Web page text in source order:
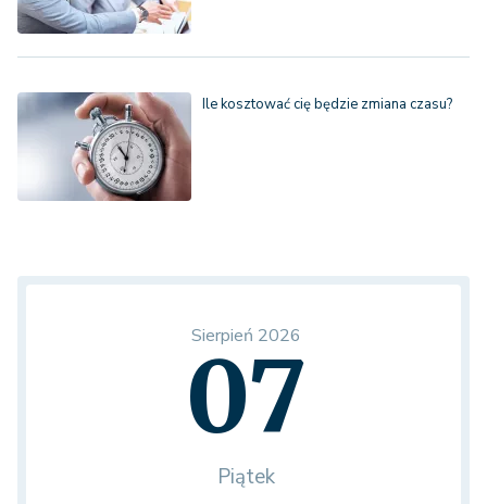
Ile kosztować cię będzie zmiana czasu?
Sierpień 2026
07
Piątek